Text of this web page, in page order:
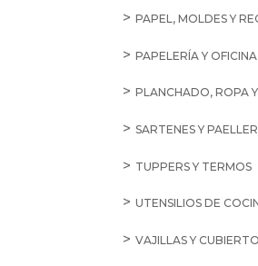
PAPEL, MOLDES Y
PAPELERÍA Y OFICINA
PLANCHADO, ROPA
SARTENES Y
TUPPERS Y TERMOS
UTENSILIOS DE
VAJILLAS Y